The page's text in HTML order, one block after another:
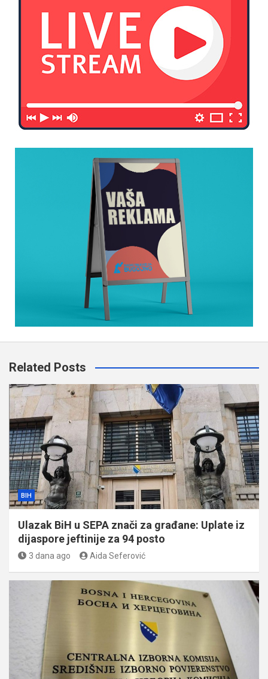
Related Posts
BIH
Ulazak BiH u SEPA znači za građane: Uplate iz
dijaspore jeftinije za 94 posto
3 dana ago Aida Seferović